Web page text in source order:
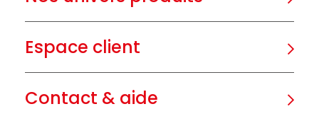
Espace client
Contact & aide